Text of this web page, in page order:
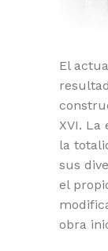
El
XVI.
la
sus
el
obra